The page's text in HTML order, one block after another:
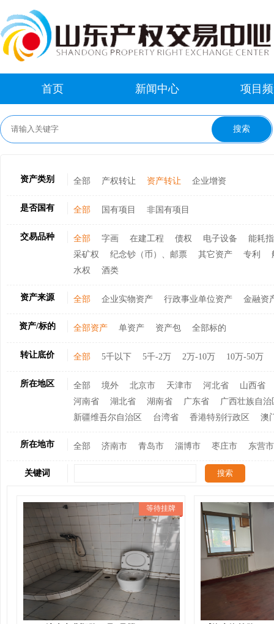
首页 新闻中心 项目
资产类别 全部 产权转让 资产转让 企业增资
是否国有 全部 国有项目 非国有项目
交易品种 全部 字画 在建工程 债权 电子设备
能耗
采矿权
纪念钞（币）、邮票 其它资产 专利
水权
酒类
资产来源 全部 企业实物资产 行政事业单位资产 金融资
资产/标的 全部资产 单资产 资产包 全部标的
转让底价 全部 5千以下 5千-2万 2万-10万 10万-50万
所在地区 全部 境外 北京市 天津市 河北省
山西省
河南省
湖北省 湖南省 广东省
广西壮族自治
新疆维吾尔自治区
台湾省 香港特别行政区 澳
所在地市 全部 济南市 青岛市 淄博市 枣庄市 东营市
关键词
等待挂牌